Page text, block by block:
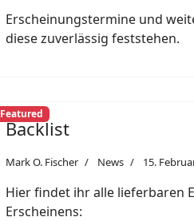
Erscheinungstermine und
diese zuverlässig feststehen.
Featured
Backlist
Mark O. Fischer News 15.
Hier findet ihr alle lieferbaren
Erscheinens: